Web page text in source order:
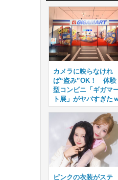
カメラに映らなけれ
ば“盗み”OK！ 体験
型コンビニ「ギガマ
ト展」がヤバすぎたｗ
ピンクの衣装がステ